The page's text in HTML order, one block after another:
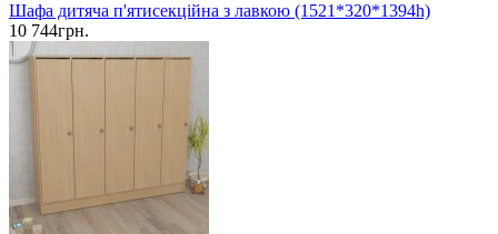
Шафа дитяча п'ятисекційна з лавкою (1521*320*1394h)
10 744грн.